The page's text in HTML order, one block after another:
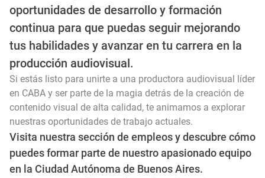
oportunidades de desarrollo y formación
continua para que puedas seguir mejorando
tus habilidades y avanzar en tu carrera en la
producción audiovisual.
Si estás listo para unirte a una productora audiovisual líder
en CABA y ser parte de la magia detrás de la creación de
contenido visual de alta calidad, te animamos a explorar
nuestras oportunidades de trabajo actuales.
Visita nuestra sección de empleos y descubre cómo
puedes formar parte de nuestro apasionado equipo
en la Ciudad Autónoma de Buenos Aires.